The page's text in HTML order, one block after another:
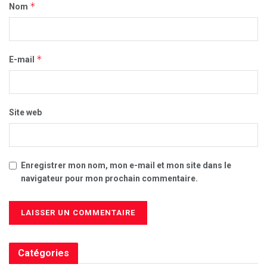
Nom *
E-mail *
Site web
Enregistrer mon nom, mon e-mail et mon site dans le
navigateur pour mon prochain commentaire.
Catégories